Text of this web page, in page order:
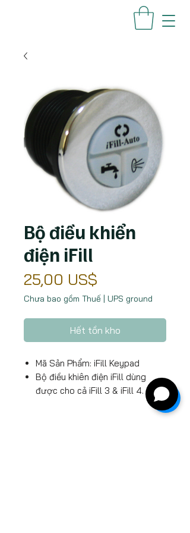
Bộ điều khiển
điện iFill
25,00 US$
Chưa bao gồm Thuế UPS ground
Hết tồn kho
Mã Sản Phẩm: iFill Keypad
Bộ điều khiên điện iFill dùng
được cho cả iFill 3 & iFill 4.